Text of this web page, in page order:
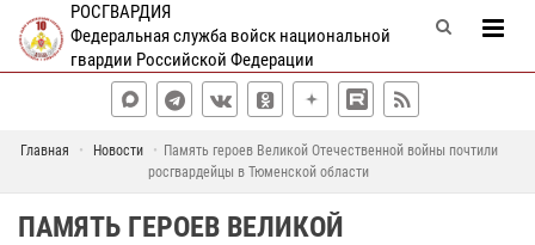
РОСГВАРДИЯ
Федеральная служба войск национальной
гвардии Российской Федерации
Главная Новости
Память героев Великой Отечественной войны почтили
росгвардейцы в Тюменской области
ПАМЯТЬ ГЕРОЕВ ВЕЛИКОЙ